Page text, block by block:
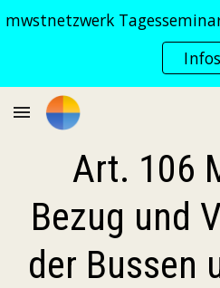
Skip to main content
Infos
Art. 106
Bezug und
der Bussen